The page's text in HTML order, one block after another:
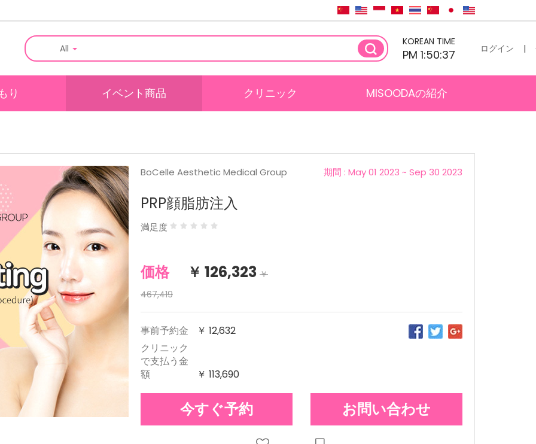
All
KOREAN TIME
PM 1:50:38 ログイン |
り イベント商品 クリニック MISOODAの紹介
BoCelle Aesthetic Medical Group 期間 : May 01 2023 ~ Sep 30 2023
PRP顔脂肪注入
満足度
価格 ￥ 126,323 ￥
467,419
事前予約金
￥ 12,632
クリニック
で支払う金
額
￥ 113,690
今すぐ予約 お問い合わせ